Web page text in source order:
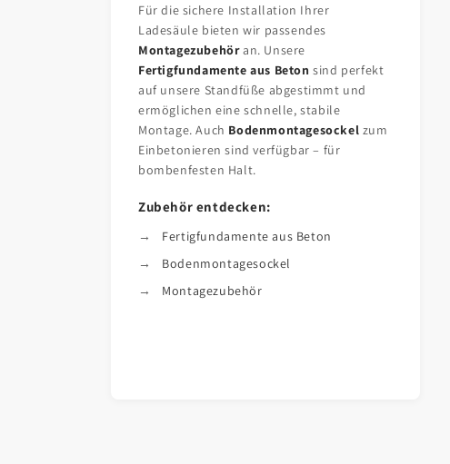
Für die sichere Installation Ihrer
Ladesäule bieten wir passendes
Montagezubehöran. Unsere
Fertigfundamente aus Beton sind perfekt
auf unsere Standfüße abgestimmt und
ermöglichen eine schnelle, stabile
Montage. Auch Bodenmontagesockel zum
Einbetonieren sind verfügbar – für
bombenfesten Halt.
Zubehör entdecken:
Fertigfundamente aus Beton
Bodenmontagesockel
Montagezubehör